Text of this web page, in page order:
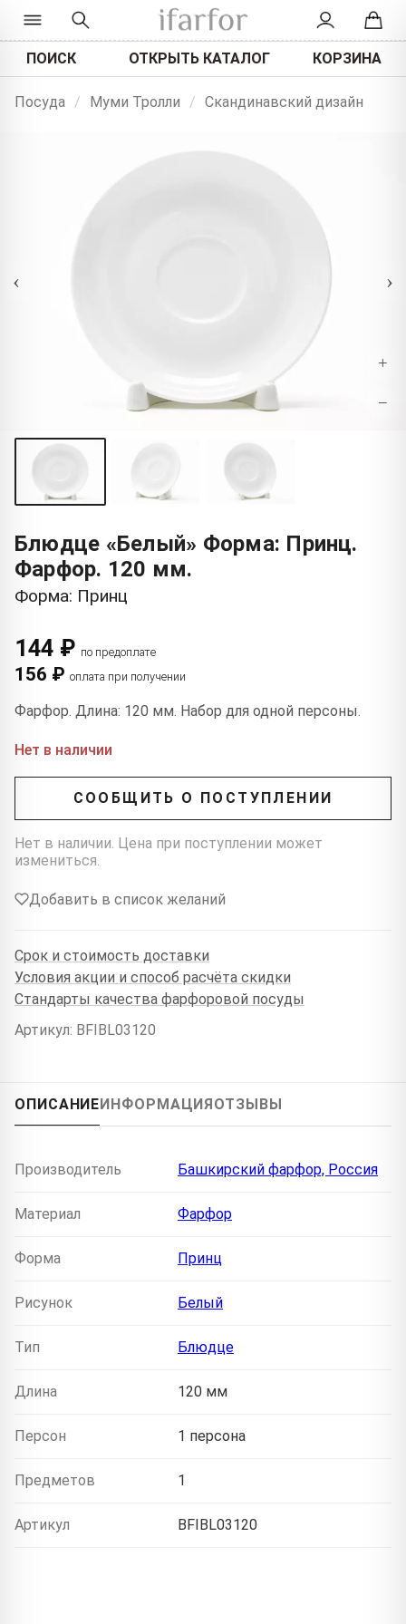
ПОИСК ОТКРЫТЬ КАТАЛОГ КОРЗИНА
Посуда / Муми Тролли / Скандинавский дизайн
‹ ›
+
−
Блюдце «Белый» Форма: Принц.
Фарфор. 120 мм.
Форма: Принц
144 ₽ по предоплате
156 ₽ оплата при получении
Фарфор. Длина: 120 мм. Набор для одной персоны.
Нет в наличии
СООБЩИТЬ О ПОСТУПЛЕНИИ
Нет в наличии. Цена при поступлении может
измениться.
Добавить в список желаний
Срок и стоимость доставки
Условия акции и способ расчёта скидки
Стандарты качества фарфоровой посуды
Артикул: BFIBL03120
ОПИСАНИЕИНФОРМАЦИЯОТЗЫВЫ
Производитель Башкирский фарфор, Россия
Материал Фарфор
Форма Принц
Рисунок Белый
Тип Блюдце
Длина 120 мм
Персон 1 персона
Предметов 1
Артикул BFIBL03120